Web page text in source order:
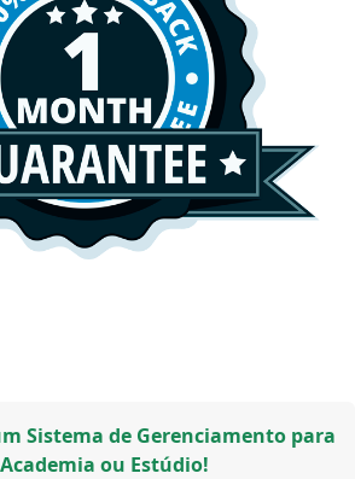
Sistema de Gerenciamento para
ou Estúdio!